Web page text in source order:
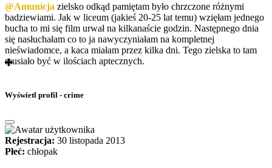
@Amunicja zielsko odkąd pamiętam było chrzczone różnymi
badziewiami. Jak w liceum (jakieś 20-25 lat temu) wzięłam jednego
bucha to mi się film urwał na kilkanaście godzin. Następnego dnia
się nasłuchałam co to ja nawyczyniałam na kompletnej
nieświadomce, a kaca miałam przez kilka dni. Tego zielska to tam
musiało być w ilościach aptecznych.
Wyświetl profil - crime
Rejestracja: 30 listopada 2013
Płeć: chłopak